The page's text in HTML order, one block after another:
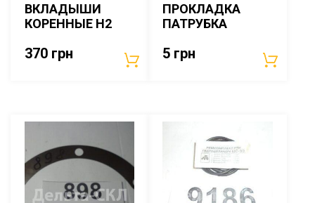
ВКЛАДЫШИ
КОРЕННЫЕ Н2
370 грн
ПРОКЛАДКА
ПАТРУБКА
5 грн